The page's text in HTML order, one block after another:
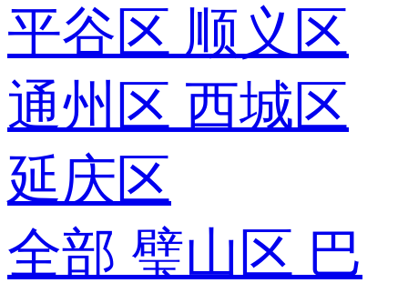
平谷区 顺义区
通州区 西城区
延庆区
全部 璧山区 巴